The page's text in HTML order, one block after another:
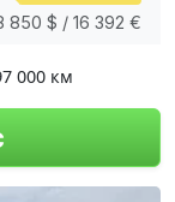
850 $ / 16 392 €
000 км